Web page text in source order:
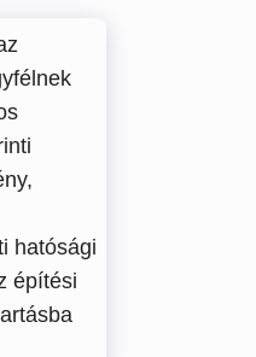
hatósági
építési